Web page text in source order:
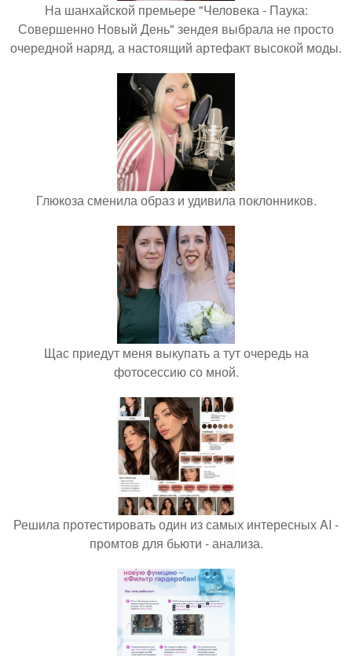
На шанхайской премьере "Человека - Паука:
Совершенно Новый День" зендея выбрала не просто
очередной наряд, а настоящий артефакт высокой моды.
Глюкоза сменила образ и удивила поклонников.
Щас приедут меня выкупать а тут очередь на
фотосессию со мной.
Решила протестировать один из самых интересных AI -
промтов для бьюти - анализа.